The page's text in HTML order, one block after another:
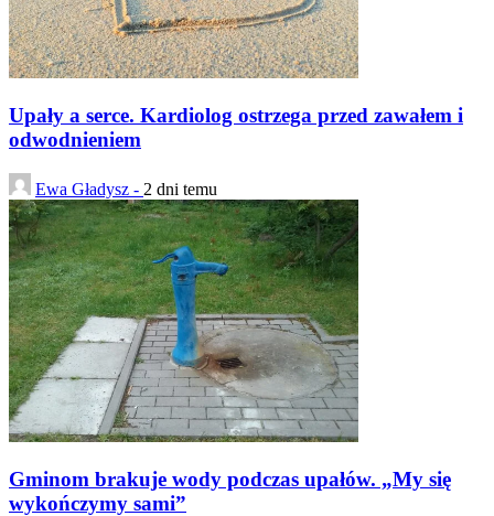
Upały a serce. Kardiolog ostrzega przed zawałem i
odwodnieniem
Ewa Gładysz - 2 dni temu
Gminom brakuje wody podczas upałów. „My się
wykończymy sami”